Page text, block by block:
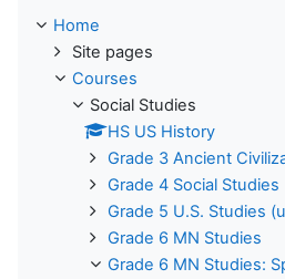
Home
Site pages
Courses
Social Studies
HS US History
Grade 3 Ancient
Grade 4 Social Studies
Grade 5 U.S. Studies
Grade 6 MN Studies
Grade 6 MN Studies: